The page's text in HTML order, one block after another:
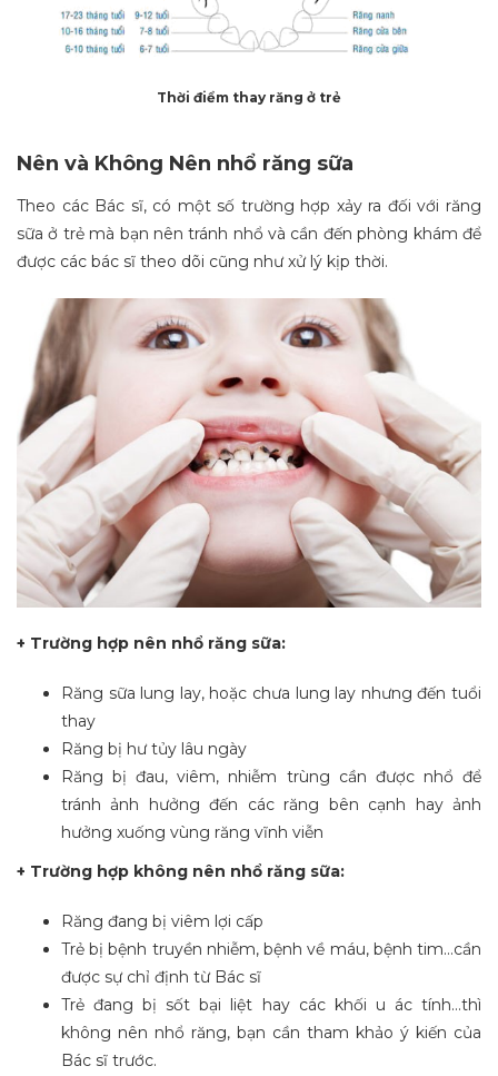
Thời điểm thay răng ở trẻ
Nên và Không Nên nhổ răng sữa
Theo các Bác sĩ, có một số trường hợp xảy ra đối với răng
sữa ở trẻ mà bạn nên tránh nhổ và cần đến phòng khám để
được các bác sĩ theo dõi cũng như xử lý kịp thời.
+ Trường hợp nên nhổ răng sữa:
Răng sữa lung lay, hoặc chưa lung lay nhưng đến tuổi
thay
Răng bị hư tủy lâu ngày
Răng bị đau, viêm, nhiễm trùng cần được nhổ để
tránh ảnh hưởng đến các răng bên cạnh hay ảnh
hưởng xuống vùng răng vĩnh viễn
+ Trường hợp không nên nhổ răng sữa:
Răng đang bị viêm lợi cấp
Trẻ bị bệnh truyền nhiễm, bệnh về máu, bệnh tim…cần
được sự chỉ định từ Bác sĩ
Trẻ đang bị sốt bại liệt hay các khối u ác tính…thì
không nên nhổ răng, bạn cần tham khảo ý kiến của
Bác sĩ trước.